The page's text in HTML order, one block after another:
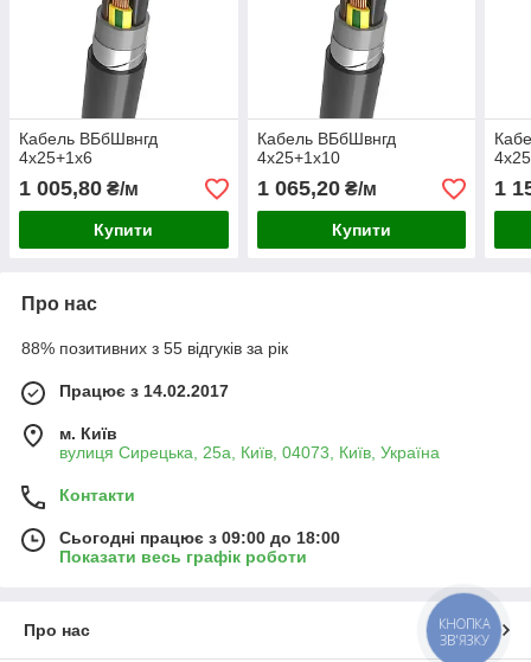
Кабель ВБбШвнгд
4х25+1х6
1 005,80 ₴/м
Купити
Кабель ВБбШвнгд
4х25+1х10
1 065,20₴/м
Купити
1
Про нас
88% позитивних з 55 відгуків за рік
Працює з 14.02.2017
м. Київ
вулиця Сирецька, 25а, Київ, 04073, Київ, Україна
Контакти
Сьогодні працює з 09:00 до 18:00
Показати весь графік роботи
Про нас
КНОПКА
ЗВ'ЯЗКУ